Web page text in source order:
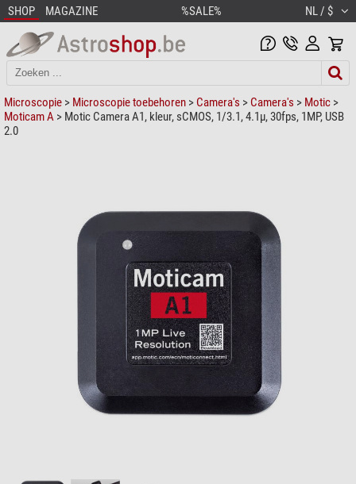
SHOP MAGAZINE %SALE% NL / $
Microscopie > Microscopie toebehoren > Camera's > Camera's > Motic >
Moticam A > Motic Camera A1, kleur, sCMOS, 1/3.1, 4.1µ, 30fps, 1MP, USB
2.0